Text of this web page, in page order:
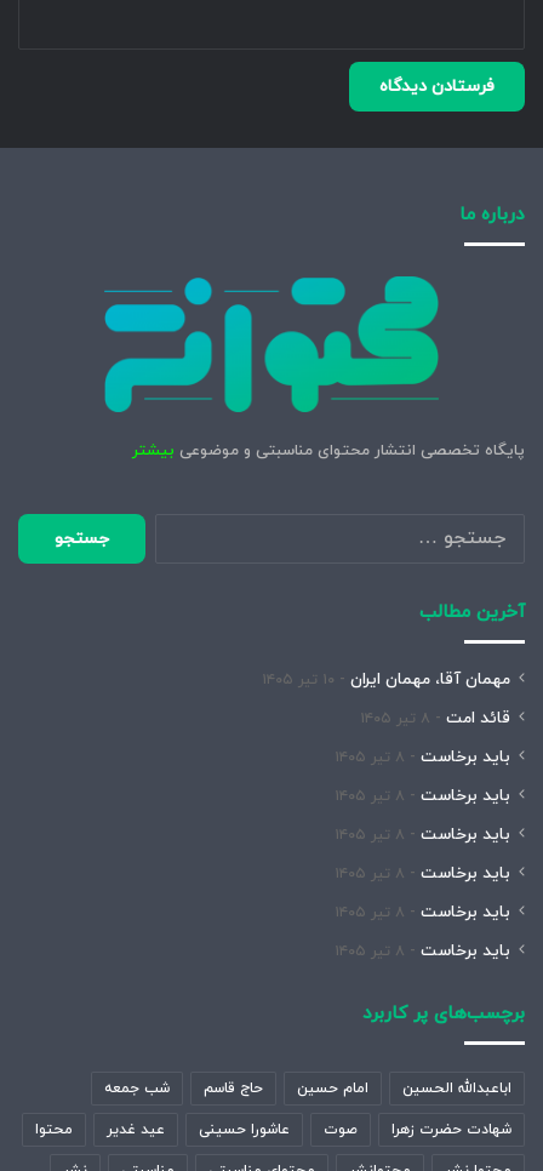
درباره ما
پایگاه تخصصی انتشار محتوای مناسبتی و موضوعی بیشتر
جستجو
برای:
آخرین مطالب
مهمان آقا، مهمان ایران ۱۰ تیر ۱۴۰۵
قائد امت ۸ تیر ۱۴۰۵
باید برخاست ۸ تیر ۱۴۰۵
باید برخاست ۸ تیر ۱۴۰۵
باید برخاست ۸ تیر ۱۴۰۵
باید برخاست ۸ تیر ۱۴۰۵
باید برخاست ۸ تیر ۱۴۰۵
باید برخاست ۸ تیر ۱۴۰۵
برچسب‌های پر کاربرد
اباعبدالله الحسین امام حسین حاج قاسم شب جمعه
شهادت حضرت زهرا صوت عاشورا حسینی عید غدیر محتوا